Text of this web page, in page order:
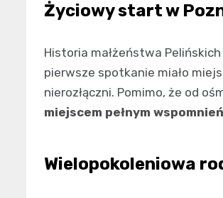
Życiowy start w
Historia małżeństwa
pierwsze spotkanie miało
nierozłączni. Pomimo, że od
miejscem pełnym
Wielopokoleniowa